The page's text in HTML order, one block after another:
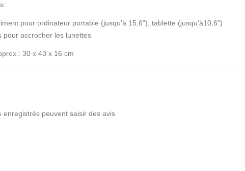
pour ordinateur portable (jusqu'à 15,6"), tablette (jusqu'à10,6")
pour accrocher les lunettes
30 x 43 x 16 cm
enregistrés peuvent saisir des avis